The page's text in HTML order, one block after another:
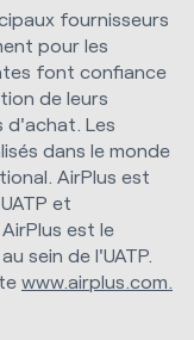
fournisseurs
pour les
font confiance
de leurs
d'achat. Les
dans le monde
AirPlus est
et
est le
sein de l'UATP.
www.airplus.com.